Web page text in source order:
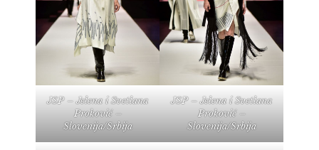
JSP – Jelena i Svetlana
Proković –
Slovenija/Srbija
JSP – Jelena i Svetlana
Proković –
Slovenija/Srbija